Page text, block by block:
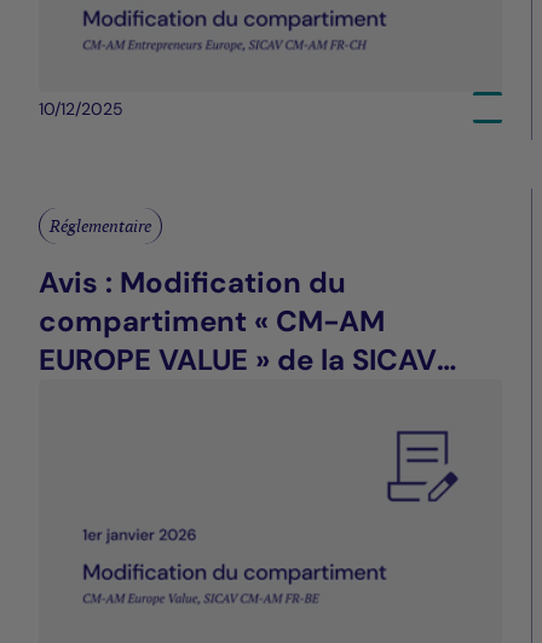
10/12/2025
Réglementaire
Avis : Modification du
compartiment « CM-AM
EUROPE VALUE » de la SICAV